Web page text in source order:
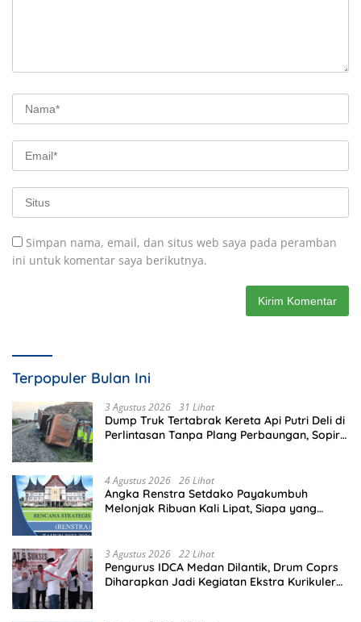
Simpan nama, email, dan situs web saya pada peramban
ini untuk komentar saya berikutnya.
Terpopuler Bulan Ini
3 Agustus 2026 31 Lihat
Dump Truk Tertabrak Kereta Api Putri Deli di
Perlintasan Tanpa Plang Perbaungan, Sopir
4 Agustus 2026 26 Lihat
Angka Renstra Setdako Payakumbuh
Melonjak Ribuan Kali Lipat, Siapa yang
3 Agustus 2026 22 Lihat
Pengurus IDCA Medan Dilantik, Drum Coprs
Diharapkan Jadi Kegiatan Ekstra Kurikuler